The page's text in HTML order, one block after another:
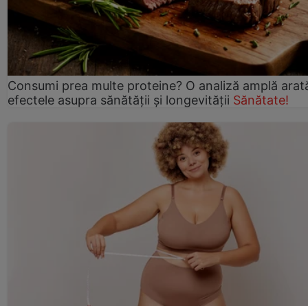
Consumi prea multe proteine? O analiză amplă
efectele asupra sănătății și longevității Sănătate!